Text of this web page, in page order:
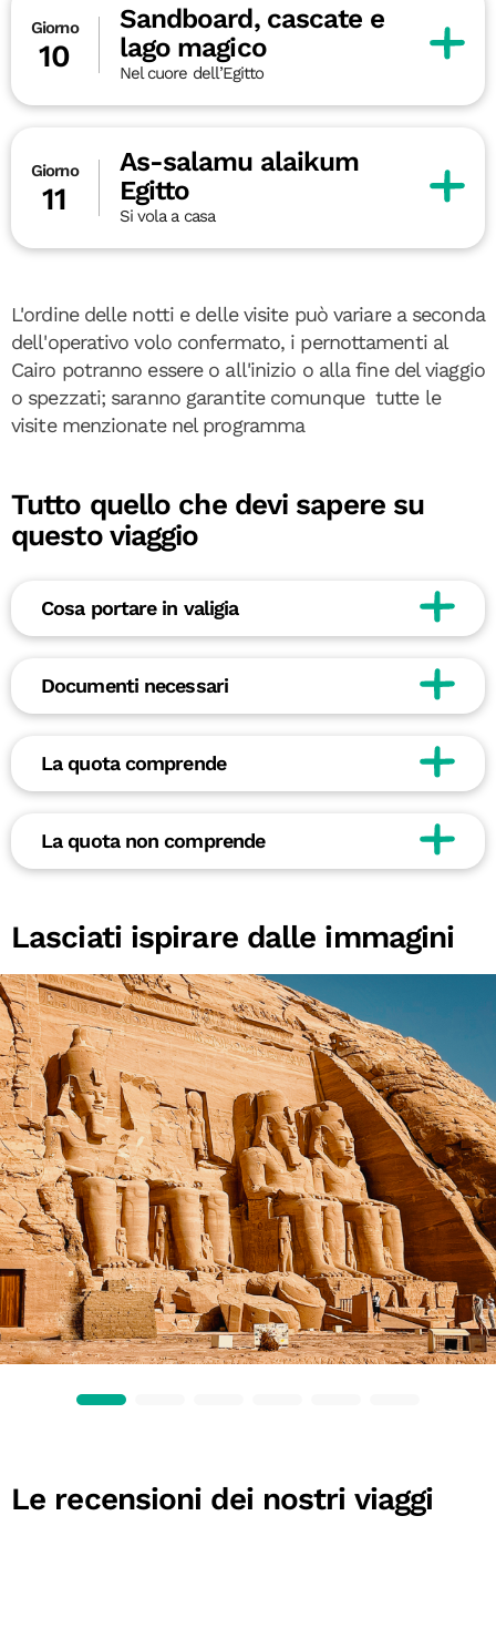
Giorno
10
Sandboard, cascate e
lago magico
Nel cuore dell’Egitto
Giorno
11
As-salamu alaikum
Egitto
Si vola a casa
L'ordine delle notti e delle visite può variare a seconda
dell'operativo volo confermato, i pernottamenti al
Cairo potranno essere o all'inizio o alla fine del viaggio
o spezzati; saranno garantite comunque tutte le
visite menzionate nel programma
Tutto quello che devi sapere su
questo viaggio
Cosa portare in valigia
Documenti necessari
La quota comprende
La quota non comprende
Lasciati ispirare dalle immagini
Le recensioni dei nostri viaggi